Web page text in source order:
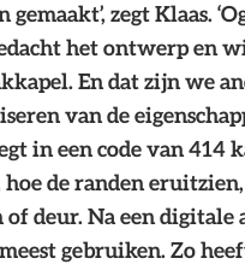
gemaakt’, zegt Klaas.
het ontwerp en
En dat zijn we
van de
in een code van 414
de randen
deur. Na een
gebruiken. Zo